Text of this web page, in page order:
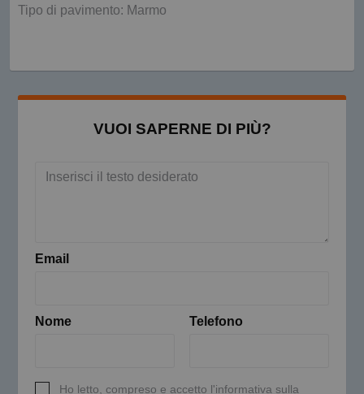
Tipo di pavimento: Marmo
VUOI SAPERNE DI PIÙ?
Email
Nome Telefono
Ho letto, compreso e accetto l'informativa sulla